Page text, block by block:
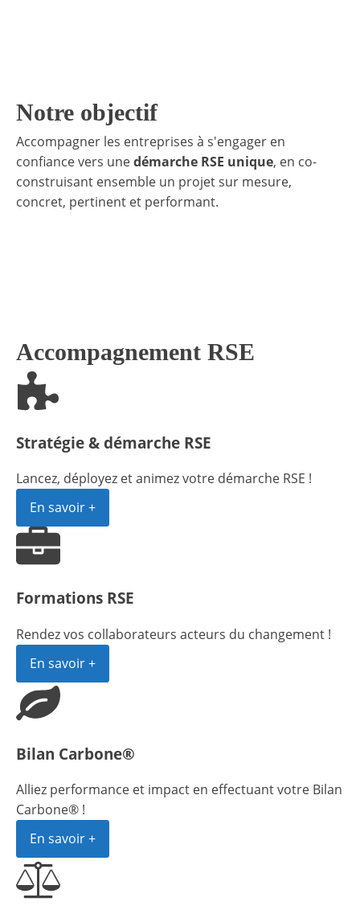
Notre objectif
Accompagner les entreprises à s'engager en
confiance vers unedémarche RSE unique, en co-
construisant ensemble un projet sur mesure,
concret, pertinent et performant.
Accompagnement RSE
Stratégie & démarche RSE
Lancez, déployez et animez votre démarche RSE !
En savoir +
Formations RSE
Rendez vos collaborateurs acteurs du changement !
En savoir +
Bilan Carbone®
Alliez performance et impact en effectuant votre Bilan
Carbone® !
En savoir +